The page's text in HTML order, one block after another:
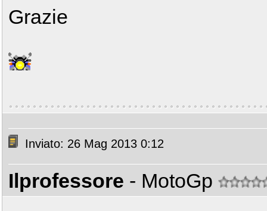
Grazie
Inviato: 26 Mag 2013 0:12
Ilprofessore - MotoGp